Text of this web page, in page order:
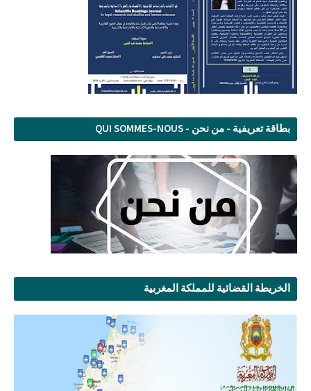
بطاقة تعريفية - من نحن - QUI SOMMES-NOUS
الخريطة القضائية للمملكة المغربية